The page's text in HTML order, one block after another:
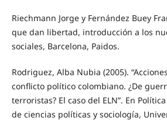
Riechmann Jorge y Fernández Buey
que dan libertad, introducción a los
sociales, Barcelona, Paidos.
Rodriguez, Alba Nubia (2005).
conflicto político colombiano. ¿De
terroristas? El caso del ELN”. En
de ciencias políticas y sociología,